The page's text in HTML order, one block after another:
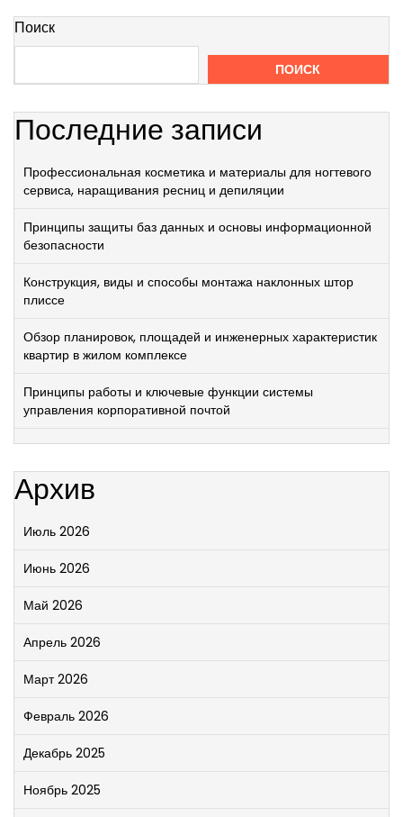
Поиск
ПОИСК
Последние записи
Профессиональная косметика и материалы для ногтевого
сервиса, наращивания ресниц и депиляции
Принципы защиты баз данных и основы информационной
безопасности
Конструкция, виды и способы монтажа наклонных штор
плиссе
Обзор планировок, площадей и инженерных характеристик
квартир в жилом комплексе
Принципы работы и ключевые функции системы
управления корпоративной почтой
Архив
Июль 2026
Июнь 2026
Май 2026
Апрель 2026
Март 2026
Февраль 2026
Декабрь 2025
Ноябрь 2025